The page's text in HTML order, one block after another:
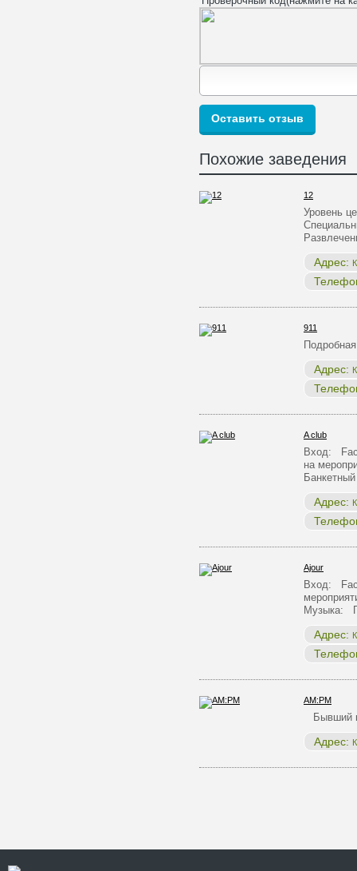
Похожие заведения
12
Уровень
Адрес:
911
Адрес:
A club
Вход:
на
Адрес:
Ajour
Вход:
Музыка:
Адрес:
AM:PM
Бывший
Адрес: